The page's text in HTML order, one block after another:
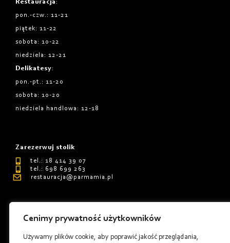
Cenimy prywatność użytkowników
Używamy plików cookie, aby poprawić jakość przeglądania,
Restauracja :
pon.-czw.: 11-21
piątek: 11-22
sobota: 10-22
niedziela: 12-21
Delikatesy:
pon.-pt.: 11-20
sobota: 10-20
niedziela handlowa: 12-18
Zarezerwuj stolik
tel.: 18 414 39 07
tel.: 698 699 263
restauracja@parmamia.pl
Polityka Prywatnośći